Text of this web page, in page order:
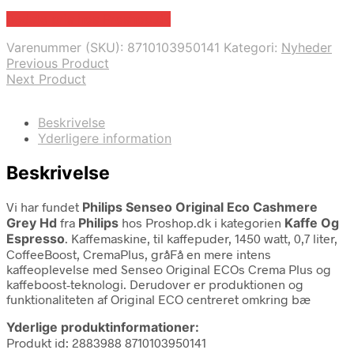
Varenummer (SKU): 8710103950141 Kategori: Nyheder
Previous Product
Next Product
Beskrivelse
Yderligere information
Beskrivelse
Vi har fundet Philips Senseo Original Eco Cashmere
Grey Hd fra Philips hos Proshop.dk i kategorien Kaffe Og
Espresso. Kaffemaskine, til kaffepuder, 1450 watt, 0,7 liter,
CoffeeBoost, CremaPlus, gråFå en mere intens
kaffeoplevelse med Senseo Original ECOs Crema Plus og
kaffeboost-teknologi. Derudover er produktionen og
funktionaliteten af Original ECO centreret omkring bæ
Yderlige produktinformationer:
Produkt id: 2883988 8710103950141